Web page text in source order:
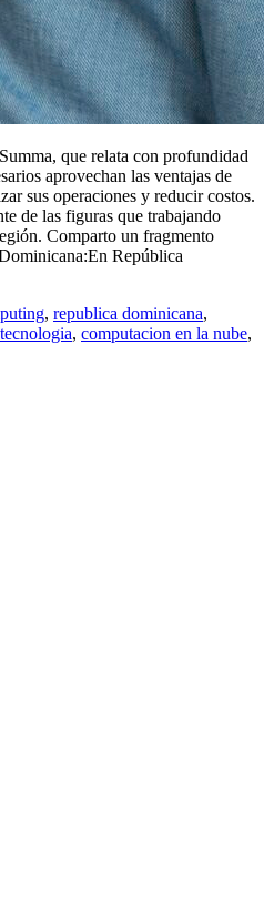
que relata con profundidad
aprovechan las ventajas de
sus operaciones y reducir costos.
de las figuras que trabajando
Comparto un fragmento
República
, republica dominicana,
tecnologia, computacion en la nube,